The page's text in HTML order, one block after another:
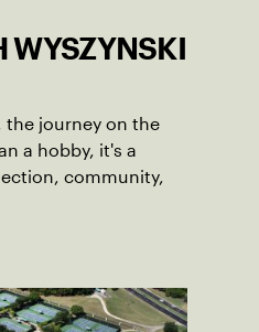
WYSZYNSKI
the journey on the
a hobby, it's a
community,